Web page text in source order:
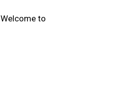
Welcome to